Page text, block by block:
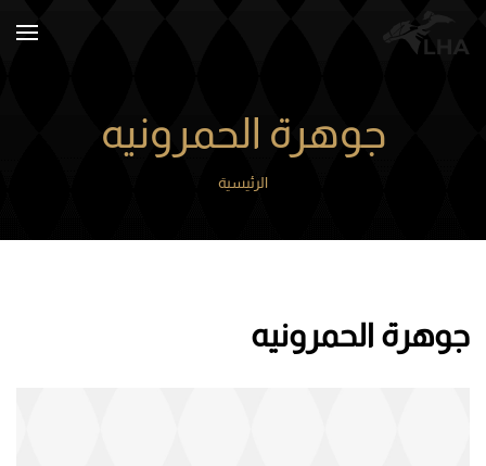
جوهرة الحمرونيه
الرئيسية
جوهرة الحمرونيه